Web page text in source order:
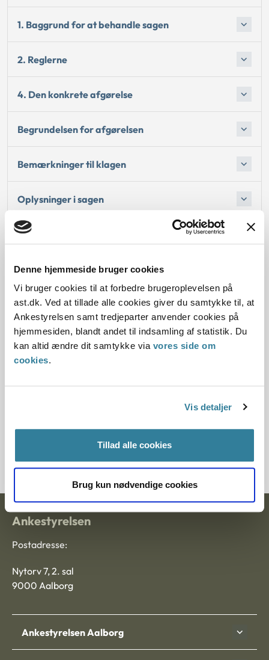
Denne hjemmeside bruger cookies
Vi bruger cookies til at forbedre brugeroplevelsen på
ast.dk. Ved at tillade alle cookies giver du samtykke til, at
Ankestyrelsen samt tredjeparter anvender cookies på
hjemmesiden, blandt andet til indsamling af statistik. Du
kan altid ændre dit samtykke via vores side om
cookies.
Vis detaljer
Tillad alle cookies
Brug kun nødvendige cookies
1. Baggrund for at behandle sagen
2. Reglerne
4. Den konkrete afgørelse
Begrundelsen for afgørelsen
Bemærkninger til klagen
Oplysninger i sagen
Dato for underskrift
02.01.2014
Offentliggørelsesdato
03.01.2014
Ankestyrelsen
Postadresse:
Nytorv 7, 2. sal
9000 Aalborg
Ankestyrelsen Aalborg